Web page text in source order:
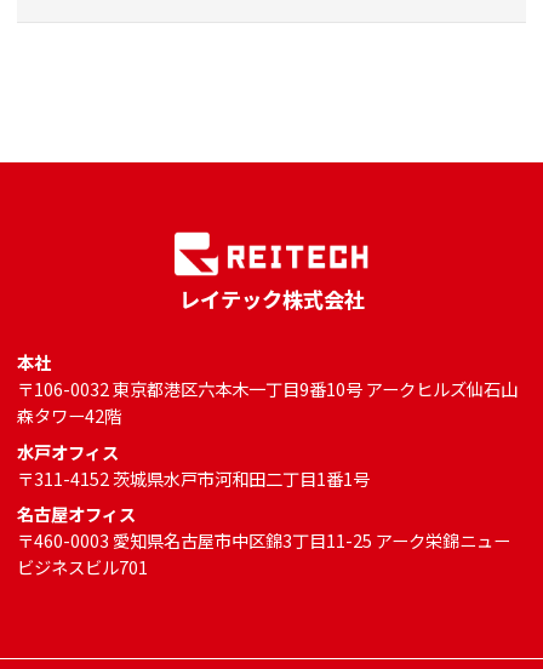
レイテック株式会社
本社
〒106-0032 東京都港区六本木一丁目9番10号 アークヒルズ仙石山
森タワー42階
水戸オフィス
〒311-4152 茨城県水戸市河和田二丁目1番1号
名古屋オフィス
〒460-0003 愛知県名古屋市中区錦3丁目11-25 アーク栄錦ニュー
ビジネスビル701